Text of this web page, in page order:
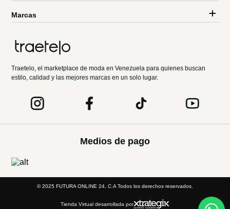
Marcas
Traetelo, el marketplace de moda en Venezuela para quienes buscan
estilo, calidad y las mejores marcas en un solo lugar.
Medios de pago
© 2025 FUTURA ONLINE 24, C.A Todos los derechos reservados.
Tienda Virtual desarrollada por